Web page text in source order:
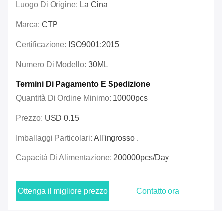
Luogo Di Origine: La Cina
Marca: CTP
Certificazione: ISO9001:2015
Numero Di Modello: 30ML
Termini Di Pagamento E Spedizione
Quantità Di Ordine Minimo: 10000pcs
Prezzo: USD 0.15
Imballaggi Particolari: All'ingrosso ,
Capacità Di Alimentazione: 200000pcs/day
Ottenga il migliore prezzo Contatto ora